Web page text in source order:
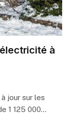
à
jour sur les
1 125 000…